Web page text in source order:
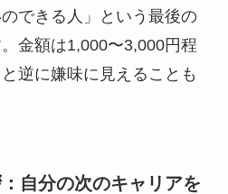
できる人」という最後の
金額は1,000〜3,000円程
逆に嫌味に見えることも
自分の次のキャリアを